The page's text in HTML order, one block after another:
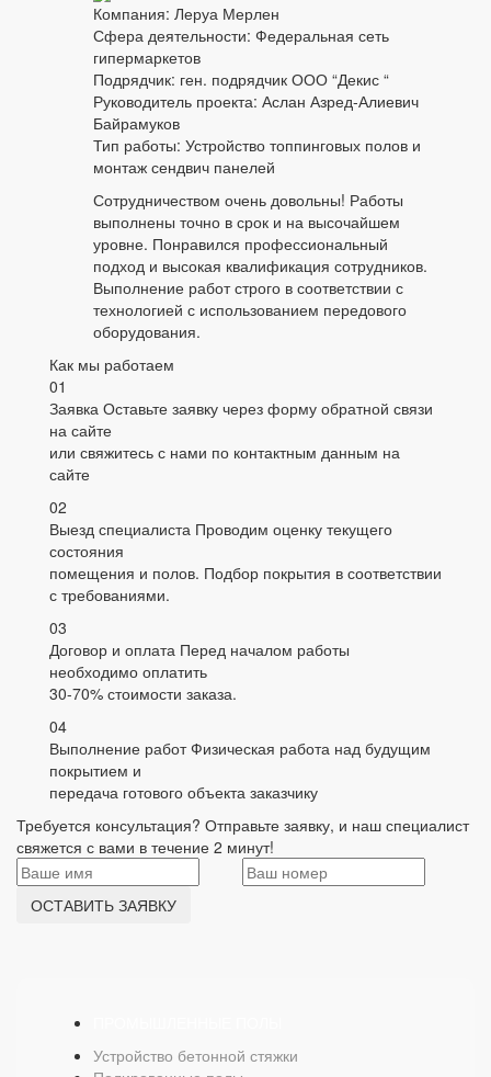
Компания: Леруа Мерлен
Сфера деятельности: Федеральная сеть
гипермаркетов
Подрядчик: ген. подрядчик ООО “Декис “
Руководитель проекта: Аслан Азред-Алиевич
Байрамуков
Тип работы: Устройство топпинговых полов и
монтаж сендвич панелей
Сотрудничеством очень довольны! Работы
выполнены точно в срок и на высочайшем
уровне. Понравился профессиональный
подход и высокая квалификация сотрудников.
Выполнение работ строго в соответствии с
технологией с использованием передового
оборудования.
Как мы работаем
01
Заявка Оставьте заявку через форму обратной связи
на сайте
или свяжитесь с нами по контактным данным на
сайте
02
Выезд специалиста Проводим оценку текущего
состояния
помещения и полов. Подбор покрытия в соответствии
с требованиями.
03
Договор и оплата Перед началом работы
необходимо оплатить
30-70% стоимости заказа.
04
Выполнение работФизическая работа над будущим
покрытием и
передача готового объекта заказчику
Требуется консультация? Отправьте заявку, и наш специалист
свяжется с вами в течение 2 минут!
ОСТАВИТЬ ЗАЯВКУ
Устройство бетонной стяжки